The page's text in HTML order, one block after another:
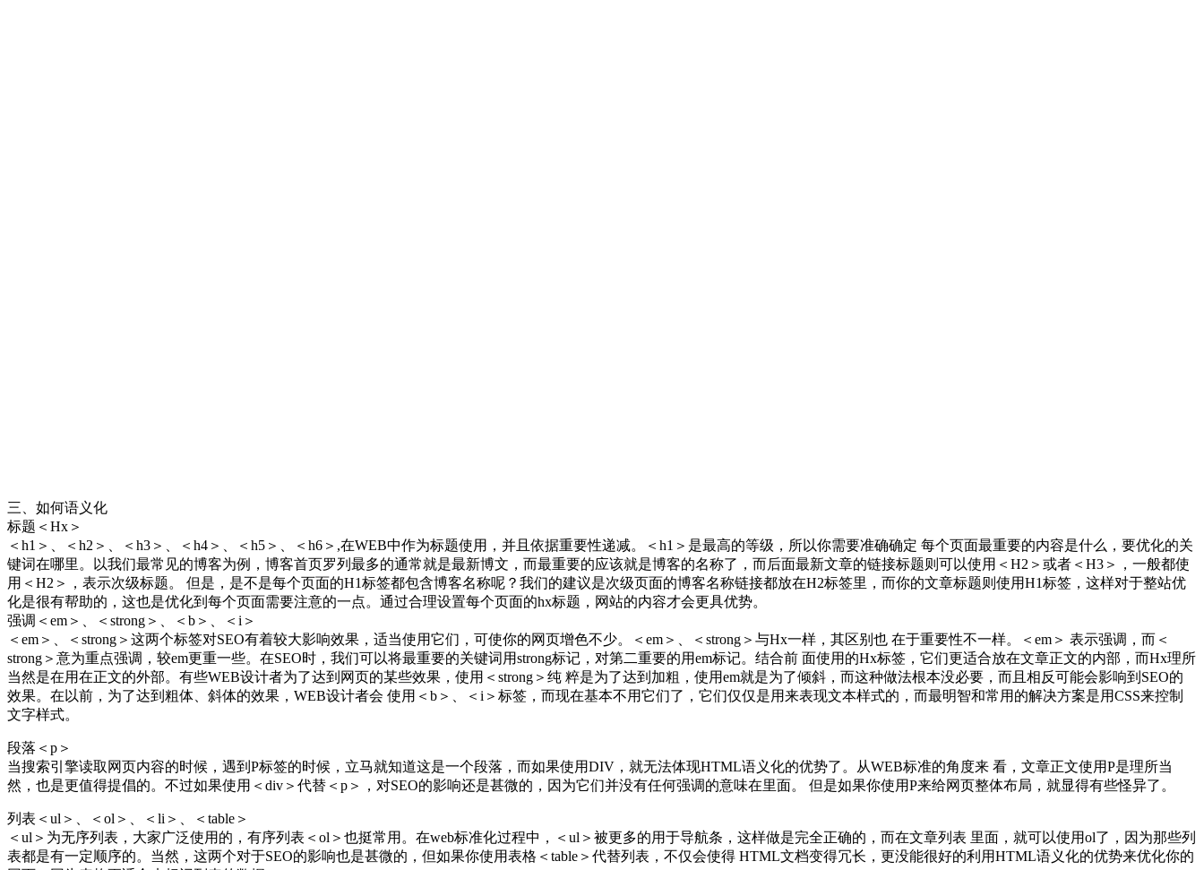
三、如何语义化
标题＜Hx＞
＜h1＞、＜h2＞、＜h3＞、＜h4＞、＜h5＞、＜h6＞,在WEB中作为标题使用，并且依据重要性递减。＜h1＞是最高的等级，所以你需要准确确定 每个页面最重要的内容是什么，要优化的关
键词在哪里。以我们最常见的博客为例，博客首页罗列最多的通常就是最新博文，而最重要的应该就是博客的名称了，而后面最新文章的链接标题则可以使用＜H2＞或者＜H3＞，一般都使
用＜H2＞，表示次级标题。 但是，是不是每个页面的H1标签都包含博客名称呢？我们的建议是次级页面的博客名称链接都放在H2标签里，而你的文章标题则使用H1标签，这样对于整站优
化是很有帮助的，这也是优化到每个页面需要注意的一点。通过合理设置每个页面的hx标题，网站的内容才会更具优势。
强调＜em＞、＜strong＞、＜b＞、＜i＞
＜em＞、＜strong＞这两个标签对SEO有着较大影响效果，适当使用它们，可使你的网页增色不少。＜em＞、＜strong＞与Hx一样，其区别也 在于重要性不一样。＜em＞ 表示强调，而＜
strong＞意为重点强调，较em更重一些。在SEO时，我们可以将最重要的关键词用strong标记，对第二重要的用em标记。结合前 面使用的Hx标签，它们更适合放在文章正文的内部，而Hx理所
当然是在用在正文的外部。有些WEB设计者为了达到网页的某些效果，使用＜strong＞纯 粹是为了达到加粗，使用em就是为了倾斜，而这种做法根本没必要，而且相反可能会影响到SEO的
效果。在以前，为了达到粗体、斜体的效果，WEB设计者会 使用＜b＞、＜i＞标签，而现在基本不用它们了，它们仅仅是用来表现文本样式的，而最明智和常用的解决方案是用CSS来控制
文字样式。
段落＜p＞
当搜索引擎读取网页内容的时候，遇到P标签的时候，立马就知道这是一个段落，而如果使用DIV，就无法体现HTML语义化的优势了。从WEB标准的角度来 看，文章正文使用P是理所当
然，也是更值得提倡的。不过如果使用＜div＞代替＜p＞，对SEO的影响还是甚微的，因为它们并没有任何强调的意味在里面。 但是如果你使用P来给网页整体布局，就显得有些怪异了。
列表＜ul＞、＜ol＞、＜li＞、＜table＞
＜ul＞为无序列表，大家广泛使用的，有序列表＜ol＞也挺常用。在web标准化过程中，＜ul＞被更多的用于导航条，这样做是完全正确的，而在文章列表 里面，就可以使用ol了，因为那些列
表都是有一定顺序的。当然，这两个对于SEO的影响也是甚微的，但如果你使用表格＜table＞代替列表，不仅会使得 HTML文档变得冗长，更没能很好的利用HTML语义化的优势来优化你的